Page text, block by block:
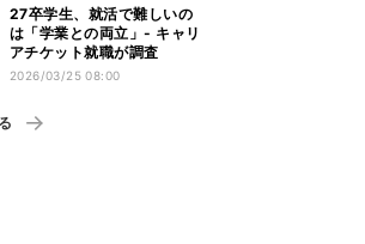
27卒学生、就活で難しいの
は「学業との両立」- キャリ
アチケット就職が調査
2026/03/25 08:00